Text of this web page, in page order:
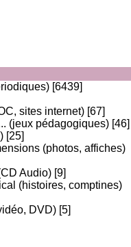
[6439]
sites internet) [67]
(jeux pédagogiques) [46]
[25]
(photos, affiches)
Audio) [9]
(histoires, comptines)
DVD) [5]